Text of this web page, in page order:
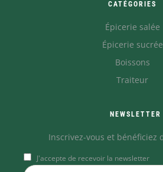
CATÉGORIES
Épicerie salée
Épicerie sucrée
Boissons
Traiteur
NEWSLETTER
Inscrivez-vous et bénéficiez
J'accepte de recevoir la newsletter